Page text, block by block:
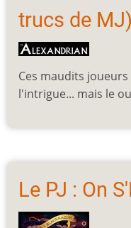
trucs de MJ)
Ces maudits
l'intrigue... mais le
Le PJ : On